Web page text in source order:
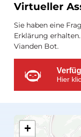
Virtueller
Sie haben eine
Erklärung
Vianden Bot.
Hier
+